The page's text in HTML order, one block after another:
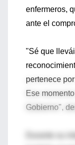
enfermeros,
ante el
"Sé que
pertenece
Ese
Gobierno",